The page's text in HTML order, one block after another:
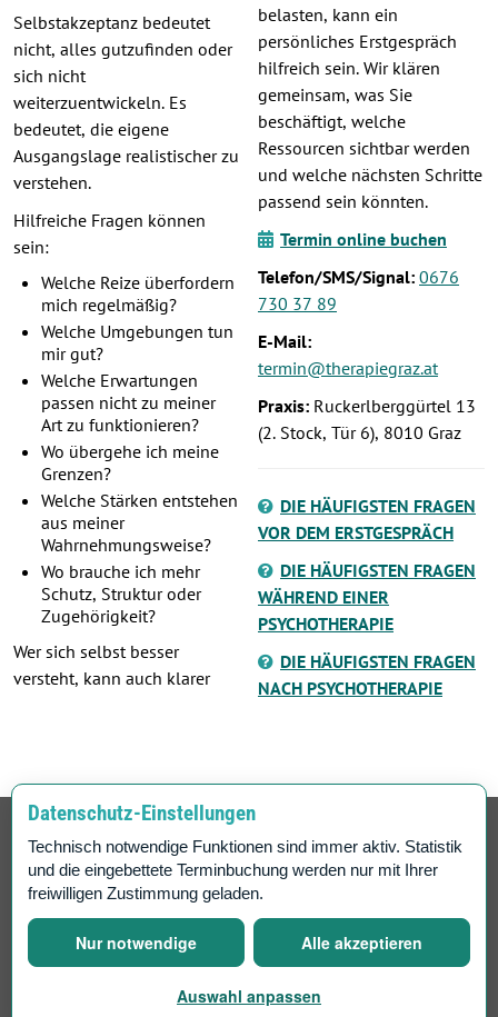
Datenschutz-Einstellungen
Technisch notwendige Funktionen sind immer aktiv. Statistik
und die eingebettete Terminbuchung werden nur mit Ihrer
freiwilligen Zustimmung geladen.
Nur notwendige Alle akzeptieren
Auswahl anpassen
Selbstakzeptanz bedeutet
nicht, alles gutzufinden oder
sich nicht
weiterzuentwickeln. Es
bedeutet, die eigene
Ausgangslage realistischer zu
verstehen.
Hilfreiche Fragen können
sein:
Welche Reize überfordern
mich regelmäßig?
Welche Umgebungen tun
mir gut?
Welche Erwartungen
passen nicht zu meiner
Art zu funktionieren?
Wo übergehe ich meine
Grenzen?
Welche Stärken entstehen
aus meiner
Wahrnehmungsweise?
Wo brauche ich mehr
Schutz, Struktur oder
Zugehörigkeit?
Wer sich selbst besser
versteht, kann auch klarer
belasten, kann ein
persönliches Erstgespräch
hilfreich sein. Wir klären
gemeinsam, was Sie
beschäftigt, welche
Ressourcen sichtbar werden
und welche nächsten Schritte
passend sein könnten.
Termin online buchen
Telefon/SMS/Signal: 0676
730 37 89
E-Mail:
termin@therapiegraz.at
Praxis: Ruckerlberggürtel 13
(2. Stock, Tür 6), 8010 Graz
DIE HÄUFIGSTEN FRAGEN
VOR DEM ERSTGESPRÄCH
DIE HÄUFIGSTEN FRAGEN
WÄHREND EINER
PSYCHOTHERAPIE
DIE HÄUFIGSTEN FRAGEN
NACH PSYCHOTHERAPIE
Ruckerlberggürtel 13, 8010 Graz |
0676 730 37 89|
termin@therapiegraz.at
IMPRESSUM—BERUFSBEZEICHNUNG
DATENSCHUTZ—COOKIES—GOOGLE ANALYTICS & GOOGLE ADS—
CALENDLY / ONLINE-TERMINBUCHUNG
COOKIE-EINSTELLUNGEN